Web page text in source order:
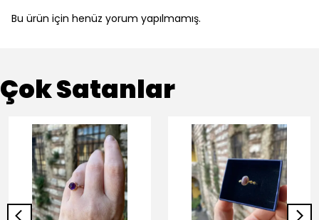
Bu ürün için henüz yorum yapılmamış.
Çok Satanlar